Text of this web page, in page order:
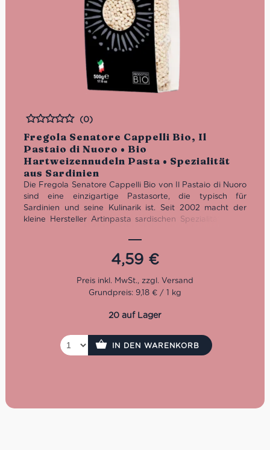
Fregola Senatore Cappelli Bio, Il
Pastaio di Nuoro • Bio
Hartweizennudeln Pasta • Spezialität
aus Sardinien
Bewertet
(0)
Die Fregola Senatore Cappelli Bio von Il Pastaio di Nuoro
sind eine einzigartige Pastasorte, die typisch für
Sardinien und seine Kulinarik ist. Seit 2002 macht der
kleine Hersteller Artinpasta sardischen Spezialitäten mit
Qualität. Das Sortiment beschränkt sich auf die
bekannten Fegola, Malloreddos als auch frische
Culurgiones und gefüllte Seadas.
Die Fregola Senatore Cappelli Bio bereiten wir gerne mit
Gemüse zu. Dafür eine Schalotte anschwitzen, gewürfelte
Paprika, Aubergine und Zucchini hinzugeben und
beiseite stellen, sobald sie gar sind. Die Fregola nun in
Olivenöl anrösten und wie bei einem Risotto mit Brühe
ablöschen. Zum Schluss alles wieder zusammenfügen
und mit Pecorino anrichten und genießen.
4,59 €
Grundpreis: 9,18 € / 1 kg
20 auf Lager
IN DEN WARENKORB